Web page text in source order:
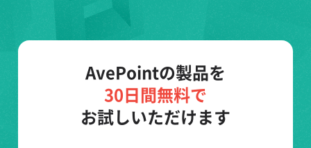
AvePointの製品を
30日間無料で
お試しいただけます